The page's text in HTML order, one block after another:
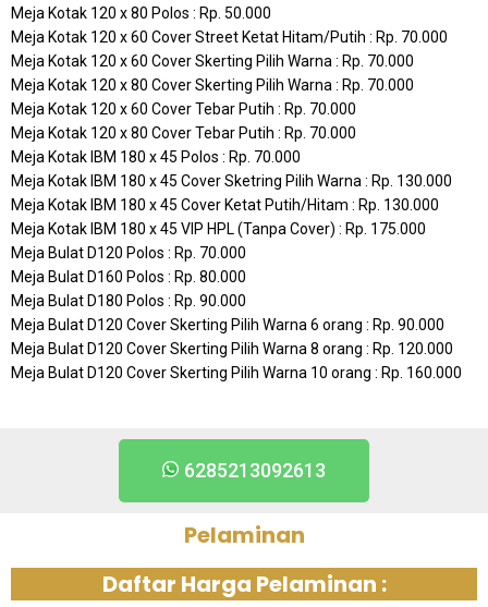
Meja Kotak 120 x 80 Polos : Rp. 50.000
Meja Kotak 120 x 60 Cover Street Ketat Hitam/Putih : Rp. 70.000
Meja Kotak 120 x 60 Cover Skerting Pilih Warna : Rp. 70.000
Meja Kotak 120 x 80 Cover Skerting Pilih Warna : Rp. 70.000
Meja Kotak 120 x 60 Cover Tebar Putih : Rp. 70.000
Meja Kotak 120 x 80 Cover Tebar Putih : Rp. 70.000
Meja Kotak IBM 180 x 45 Polos : Rp. 70.000
Meja Kotak IBM 180 x 45 Cover Sketring Pilih Warna : Rp. 130.000
Meja Kotak IBM 180 x 45 Cover Ketat Putih/Hitam : Rp. 130.000
Meja Kotak IBM 180 x 45 VIP HPL (Tanpa Cover) : Rp. 175.000
Meja Bulat D120 Polos : Rp. 70.000
Meja Bulat D160 Polos : Rp. 80.000
Meja Bulat D180 Polos : Rp. 90.000
Meja Bulat D120 Cover Skerting Pilih Warna 6 orang : Rp. 90.000
Meja Bulat D120 Cover Skerting Pilih Warna 8 orang : Rp. 120.000
Meja Bulat D120 Cover Skerting Pilih Warna 10 orang : Rp. 160.000
6285213092613
Pelaminan
Daftar Harga Pelaminan :